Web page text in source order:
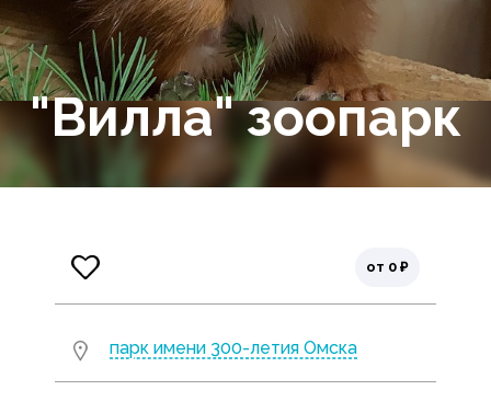
"Вилла" зоопарк
от 0 ₽
парк имени 300-летия Омска